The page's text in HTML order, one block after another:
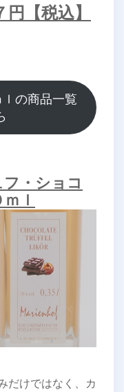
【税込】
の商品一覧
・ショコ
ｌ
だけではなく、カ